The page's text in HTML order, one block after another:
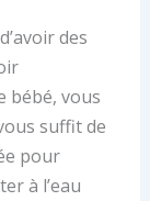
des
bébé, vous
suffit de
pour
à l’eau